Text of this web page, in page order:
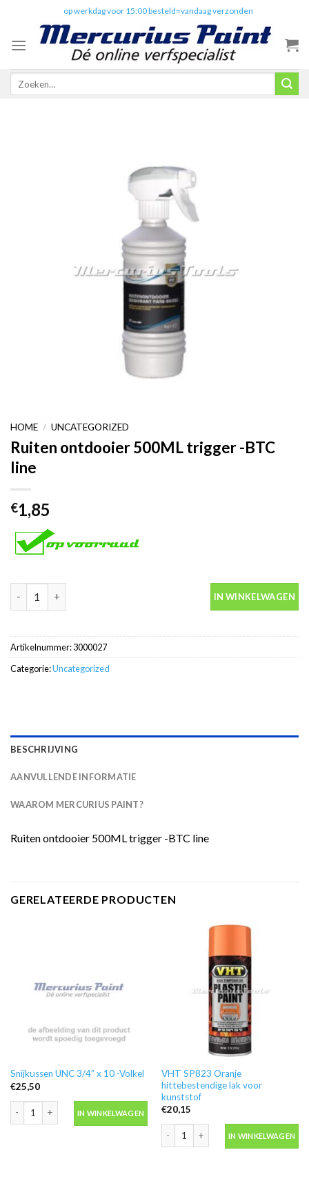
content
op werkdag voor 15:00 besteld=vandaag verzonden
Zoeken
HOME / UNCATEGORIZED
Ruiten ontdooier 500ML trigger -BTC
line
€1,85
IN WINKELWAGEN
Artikelnummer:3000027
Categorie:Uncategorized
BESCHRIJVING
AANVULLENDE INFORMATIE
WAAROM MERCURIUS PAINT?
Ruiten ontdooier 500ML trigger -BTC line
GERELATEERDE PRODUCTEN
Snijkussen UNC 3/4” x 10 -Volkel
€25,50
Snijkussen UNC 3/4” x 10 -Volkel aantal
IN WINKELWAGEN
VHT SP823 Oranje
hittebestendige lak voor
kunststof
€20,15
VHT SP823 Oranje hittebestendige
IN WINKELWAGEN